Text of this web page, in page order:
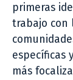
primeras
trabajo con
específicas
más